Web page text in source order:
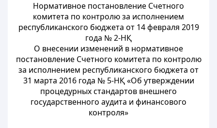
Нормативное постановление Счетного
комитета по контролю за исполнением
республиканского бюджета от 14 февраля 2019
года № 2-НҚ
О внесении изменений в нормативное
постановление Счетного комитета по контролю
за исполнением республиканского бюджета от
31 марта 2016 года № 5-НҚ «Об утверждении
процедурных стандартов внешнего
государственного аудита и финансового
контроля»